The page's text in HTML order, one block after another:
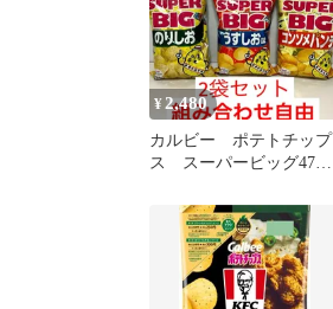
¥2,480
カルビー ポテトチップ
ス スーパービッグ472g